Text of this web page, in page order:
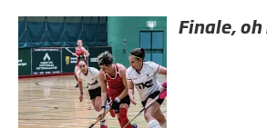
Finale, oh